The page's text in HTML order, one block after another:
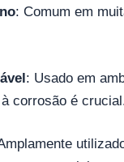
: Comum em
: Usado em
corrosão é